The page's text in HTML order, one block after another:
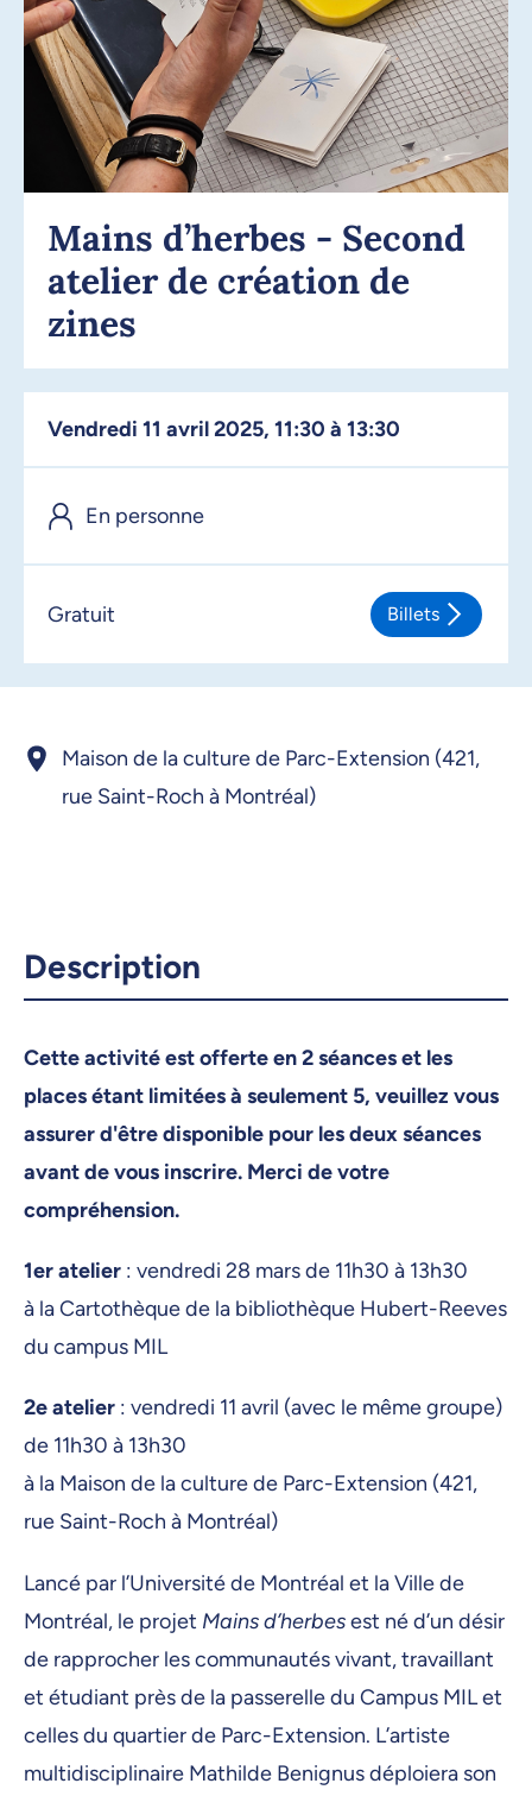
Mains d’herbes - Second
atelier de création de
zines
vendredi 11 avril 2025, 11:30 à 13:30
En personne
Gratuit Billets
Maison de la culture de Parc-Extension (421,
rue Saint-Roch à Montréal)
Description
Cette activité est offerte en 2 séances et les
places étant limitées à seulement 5, veuillez vous
assurer d'être disponible pour les deux séances
avant de vous inscrire. Merci de votre
compréhension.
1er atelier : vendredi 28 mars de 11h30 à 13h30
à la Cartothèque de la bibliothèque Hubert-Reeves
du campus MIL
2e atelier : vendredi 11 avril (avec le même groupe)
de 11h30 à 13h30
à la Maison de la culture de Parc-Extension (421,
rue Saint-Roch à Montréal)
Lancé par l’Université de Montréal et la Ville de
Montréal, le projet Mains d’herbesest né d’un désir
de rapprocher les communautés vivant, travaillant
et étudiant près de la passerelle du Campus MIL et
celles du quartier de Parc-Extension. L’artiste
multidisciplinaire Mathilde Benignus déploiera son